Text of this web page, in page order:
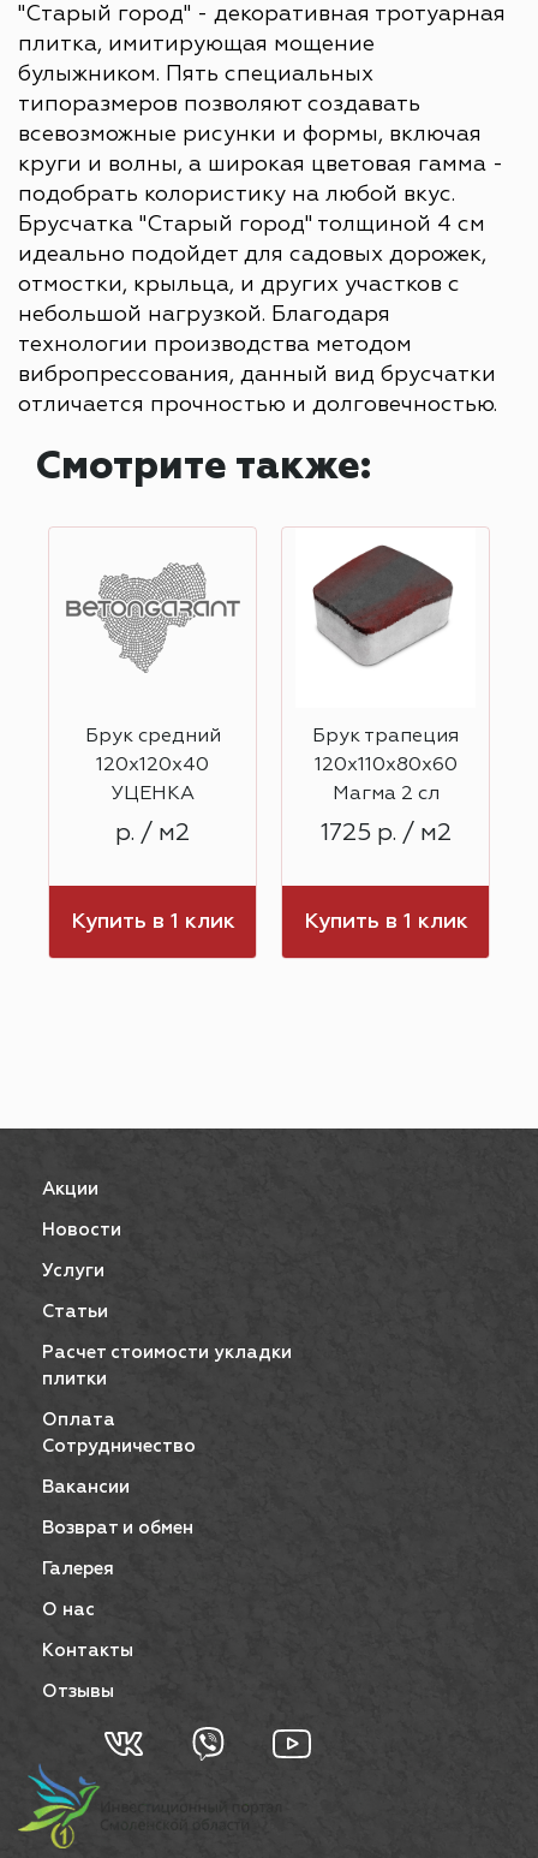
"Старый город" - декоративная тротуарная
плитка, имитирующая мощение
булыжником. Пять специальных
типоразмеров позволяют создавать
всевозможные рисунки и формы, включая
круги и волны, а широкая цветовая гамма -
подобрать колористику на любой вкус.
Брусчатка "Старый город" толщиной 4 см
идеально подойдет для садовых дорожек,
отмостки, крыльца, и других участков с
небольшой нагрузкой. Благодаря
технологии производства методом
вибропрессования, данный вид брусчатки
отличается прочностью и долговечностью.
Смотрите также:
Брук средний
120х120х40
УЦЕНКА
р. / м2
Купить в 1 клик
Брук трапеция
120х110х80х60
Магма 2 сл
1725 р. / м2
Купить в 1 клик
Акции
Новости
Услуги
Статьи
Расчет стоимости укладки
плитки
Оплата
Сотрудничество
Вакансии
Возврат и обмен
Галерея
О нас
Контакты
Отзывы